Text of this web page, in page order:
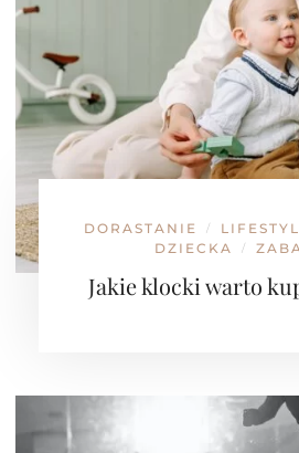
DORASTANIE /
DZIECKA
/
Jakie klocki warto